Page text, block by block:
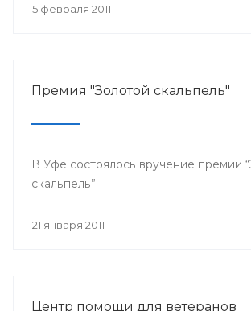
5 февраля 2011
Премия "Золотой скальпель"
В Уфе состоялось вручение премии
скальпель”
21 января 2011
Центр помощи для ветеранов